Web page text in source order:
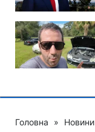
Головна » Новини